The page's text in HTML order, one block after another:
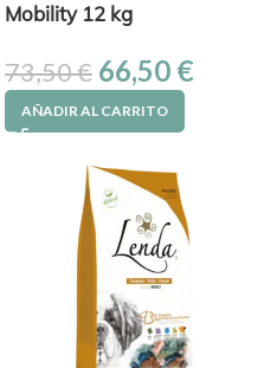
Mobility 12 kg
73,50€ 66,50 €
AÑADIR AL CARRITO